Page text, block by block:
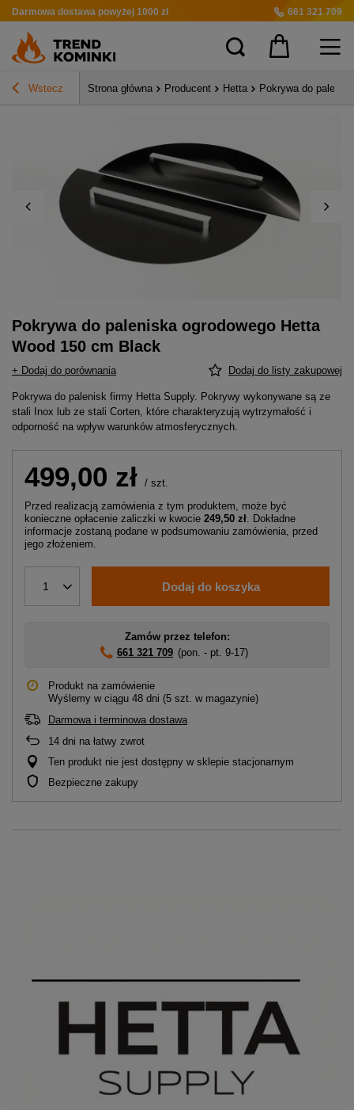
Darmowa dostawa powyżej 1000 zł 661 321 709
Wstecz Strona główna Producent Hetta Pokrywa do
Pokrywa do paleniska ogrodowego Hetta
Wood 150 cm Black
+ Dodaj do porównania Dodaj do listy zakupowej
Pokrywa do palenisk firmy Hetta Supply. Pokrywy wykonywane są ze
stali Inox lub ze stali Corten, które charakteryzują wytrzymałość i
odporność na wpływ warunków atmosferycznych.
499,00 zł / szt.
Przed realizacją zamówienia z tym produktem, może być
konieczne opłacenie zaliczki w kwocie 249,50 zł. Dokładne
informacje zostaną podane w podsumowaniu zamówienia, przed
jego złożeniem.
1 Dodaj do koszyka
Zamów przez telefon:
661 321 709 (pon. - pt. 9-17)
Produkt na zamówienie
Wyślemy w ciągu 48 dni (5 szt. w magazynie)
Darmowa i terminowa dostawa
14 dni na łatwy zwrot
Ten produkt nie jest dostępny w sklepie stacjonarnym
Bezpieczne zakupy